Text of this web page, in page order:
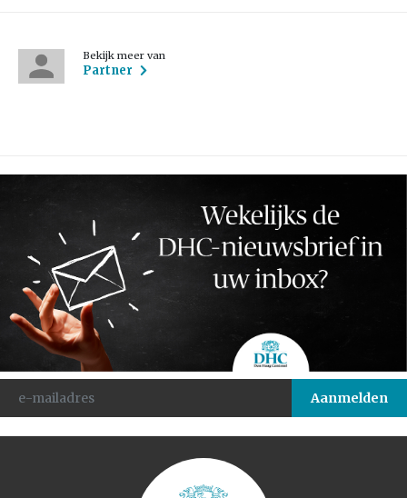
Bekijk meer van
Partner